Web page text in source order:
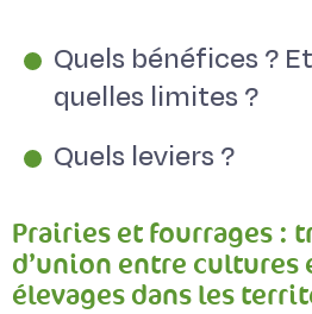
Quels bénéfices ? Et
quelles limites ?
Quels leviers ?
Prairies et fourrages :
d’union entre cultures
élevages dans les